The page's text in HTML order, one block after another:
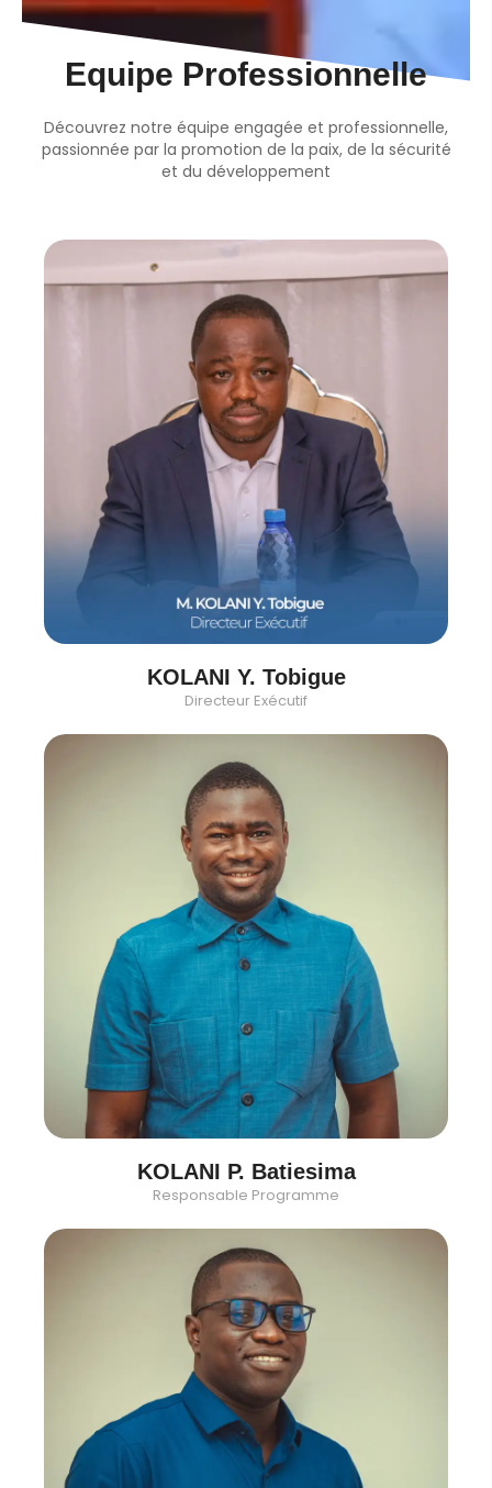
Equipe Professionnelle
Découvrez notre équipe engagée et professionnelle,
passionnée par la promotion de la paix, de la sécurité
et du développement
KOLANI Y. Tobigue
Directeur Exécutif
KOLANI P. Batiesima
Responsable Programme